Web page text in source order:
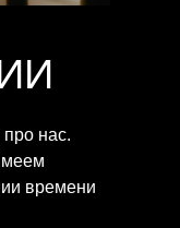
нас.
времени